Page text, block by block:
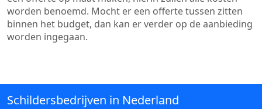
worden benoemd. Mocht er een offerte tussen zitten
binnen het budget, dan kan er verder op de aanbieding
worden ingegaan.
Schildersbedrijven in Nederland